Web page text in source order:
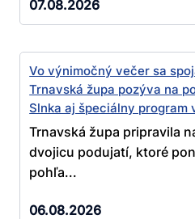
07.08.2026
Vo výnimočný večer sa
Trnavská župa pozýva na
Slnka aj špeciálny program
Trnavská župa pripravila
dvojicu podujatí, ktoré
pohľa...
06.08.2026